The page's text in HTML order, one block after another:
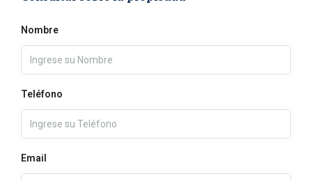
Nombre
Teléfono
Email